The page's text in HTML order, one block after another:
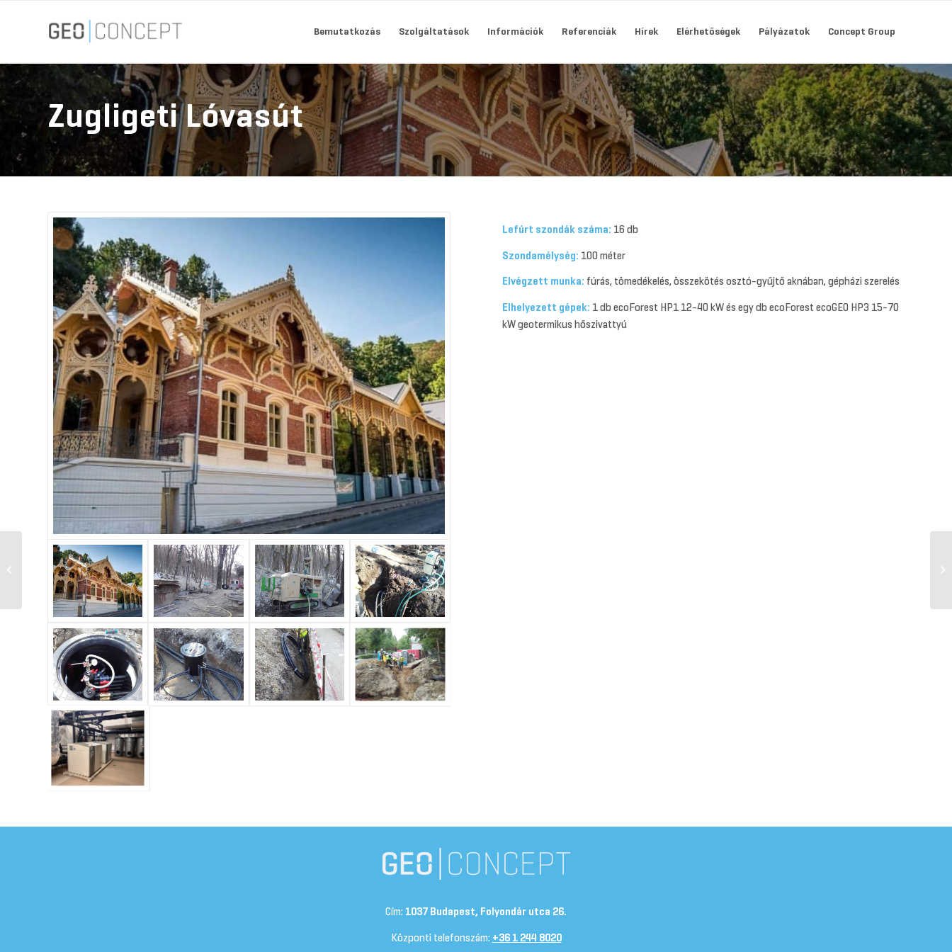
Bemutatkozás Szolgáltatások Információk Referenciák Hírek Elérhetőségek Pályázatok Concept Group
Zugligeti Lóvasút
Lefúrt szondák száma: 16 db
Szondamélység: 100 méter
Elvégzett munka: fúrás, tömedékelés, összekötés osztó-gyűjtő aknában, gépházi szerelés
Elhelyezett gépek: 1 db ecoForest HP1 12-40 kW és egy db ecoForest ecoGEO HP3 15-70
kW geotermikus hőszivattyú
Cím: 1037 Budapest, Folyondár utca 26.
Központi telefonszám: +36 1 244 8020
Volkswagen Autószalon,